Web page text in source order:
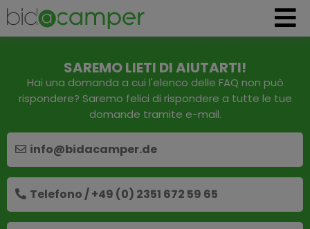
SAREMO LIETI DI AIUTARTI!
Hai una domanda a cui l'elenco delle FAQ non può
rispondere? Saremo felici di rispondere a tutte le tue
domande tramite e-mail.
info@bidacamper.de
Telefono / +49 (0) 2351 672 59 65